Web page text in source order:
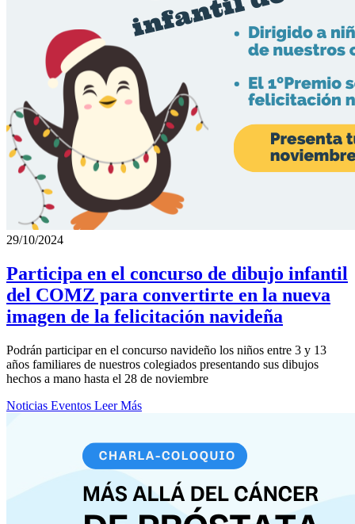
29/10/2024
Participa en el concurso de dibujo infantil
del COMZ para convertirte en la nueva
imagen de la felicitación navideña
Podrán participar en el concurso navideño los niños entre 3 y 13
años familiares de nuestros colegiados presentando sus dibujos
hechos a mano hasta el 28 de noviembre
Noticias Eventos Leer Más